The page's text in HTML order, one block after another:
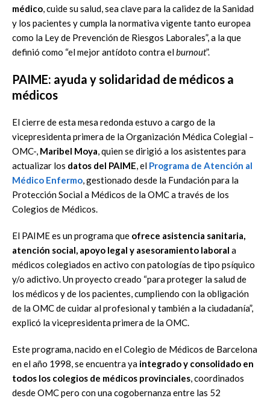
médico, cuide su salud, sea clave para la calidez de la Sanidad
y los pacientes y cumpla la normativa vigente tanto europea
como la Ley de Prevención de Riesgos Laborales”, a la que
definió como “el mejor antídoto contra elburnout”.
PAIME: ayuda y solidaridad de médicos a
médicos
El cierre de esta mesa redonda estuvo a cargo de la
vicepresidenta primera de la Organización Médica Colegial –
OMC-, Maribel Moya, quien se dirigió a los asistentes para
actualizar los datos del PAIME, el Programa de Atención al
Médico Enfermo, gestionado desde la Fundación para la
Protección Social a Médicos de la OMC a través de los
Colegios de Médicos.
El PAIME es un programa que ofrece asistencia sanitaria,
atención social, apoyo legal y asesoramiento laboral a
médicos colegiados en activo con patologías de tipo psíquico
y/o adictivo. Un proyecto creado “para proteger la salud de
los médicos y de los pacientes, cumpliendo con la obligación
de la OMC de cuidar al profesional y también a la ciudadanía”,
explicó la vicepresidenta primera de la OMC.
Este programa, nacido en el Colegio de Médicos de Barcelona
en el año 1998, se encuentra ya integrado y consolidado en
todos los colegios de médicos provinciales, coordinados
desde OMC pero con una cogobernanza entre las 52